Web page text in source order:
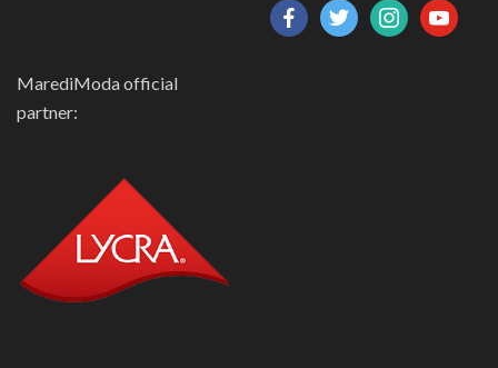
facebooktwitterinstagramyoutube
MarediModa official
partner: